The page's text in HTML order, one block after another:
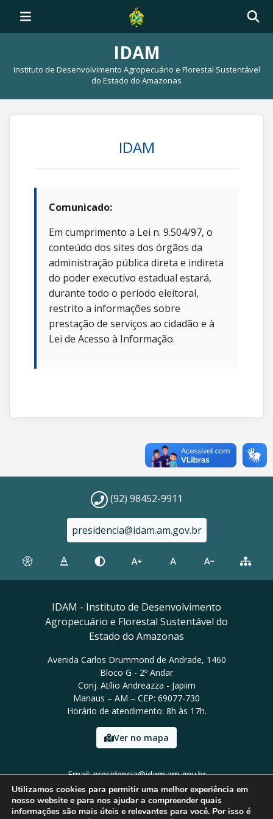
IDAM
Instituto de Desenvolvimento Agropecuário e Florestal Sustentável
do Estado do Amazonas
IDAM
Comunicado:
Em cumprimento a Lei n. 9.504/97, o
conteúdo dos sites dos órgãos da
administração pública direta e indireta
do poder executivo estadual estará,
durante todo o período eleitoral,
restrito a informações sobre
prestação de serviços ao cidadão e à
Lei de Acesso à Informação.
(92) 98452-9911
presidencia@idam.am.gov.br
IDAM - Instituto de Desenvolvimento
Agropecuário e Florestal Sustentável do
Estado do Amazonas
Avenida Carlos Drummond de Andrade, 1460
Bloco G - 2º Andar
Conj. Atílio Andreazza - Japiim
Manaus – AM – CEP: 69077-730
Horário de atendimento: 8h às 17h.
Ver no mapa
Email: presidencia@idam.am.gov.br
Tel: (92) 98452-9911
Utilizamos cookies para permitir uma melhor experiência em
nosso website e para nos ajudar a compreender quais
informações são mais úteis e relevantes para você. Por isso é